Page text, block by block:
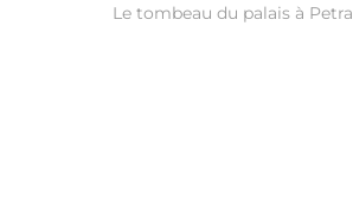
Le tombeau du palais à Petra